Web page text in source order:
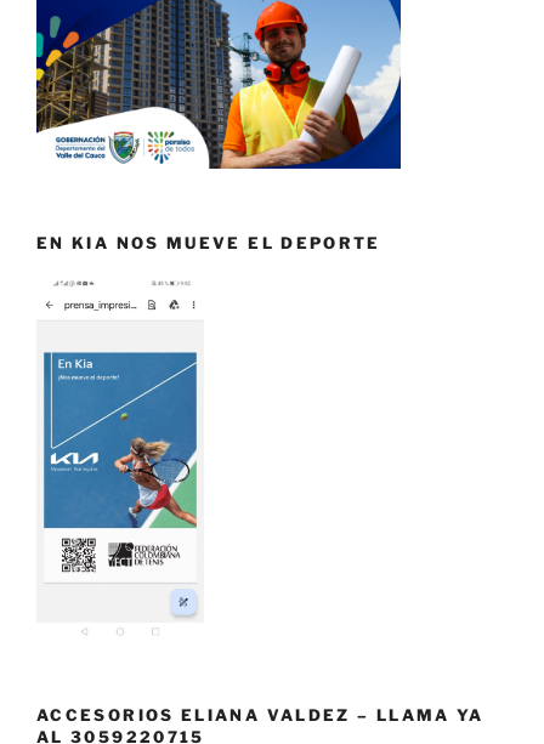
EN KIA NOS MUEVE EL DEPORTE
ACCESORIOS ELIANA VALDEZ – LLAMA YA
AL 3059220715